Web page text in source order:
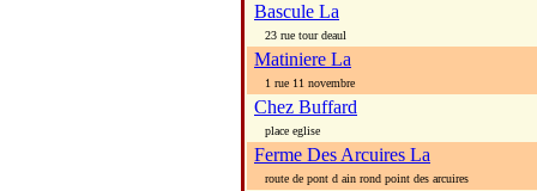
Bascule La
23 rue tour deaul
Matiniere La
1 rue 11 novembre
Chez Buffard
place eglise
Ferme Des Arcuires La
route de pont d ain rond point des arcuires